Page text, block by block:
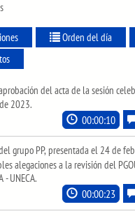
Orden del día
del acta de la sesión
2023.
00:00:10
grupo PP, presentada el 24 de
alegaciones a la revisión del
- UNECA.
00:00:23